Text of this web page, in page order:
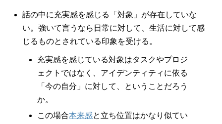
話の中に充実感を感じる「対象」が存在していな
い。強いて言うなら日常に対して、生活に対して感
じるものとされている印象を受ける。
充実感を感じている対象はタスクやプロジ
ェクトではなく、アイデンティティに依る
「今の自分」に対して、ということだろう
か。
この場合本来感と立ち位置はかなり似てい